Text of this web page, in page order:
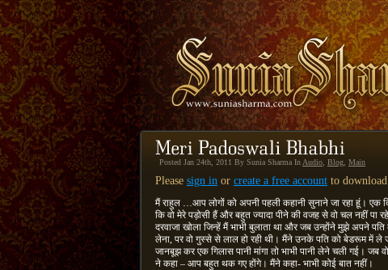
Posted Jan 24th, 2011 By Sunia Sharma In Audio Blog Main
Please sign in or create a free account to
मैं राहुल …आप लोगों को अपनी पहली कहानी सुनाने जा रहा हूं। एक
कि वो मेरे पड़ोसी हैं और बहुत ज्यादा पीने की वजह से वो चल नहीं
दरवाजा खोला जिन्हें मैं भाभी बुलाता था और जब उन्होंने मुझे अपने
लेना, पर वो गुस्से से लाल हो रही थी। मैंने उनके पति को बेडरूम में ले
जानबूझ कर एक गिलास पानी मांगा तो भाभी पानी लेने चली गई। जब
ने कहा – आप बहुत थक गए होंगे। मैंने कहा- भाभी कोई बात नहीं।